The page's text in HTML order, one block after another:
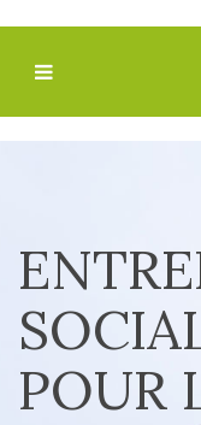
POUR